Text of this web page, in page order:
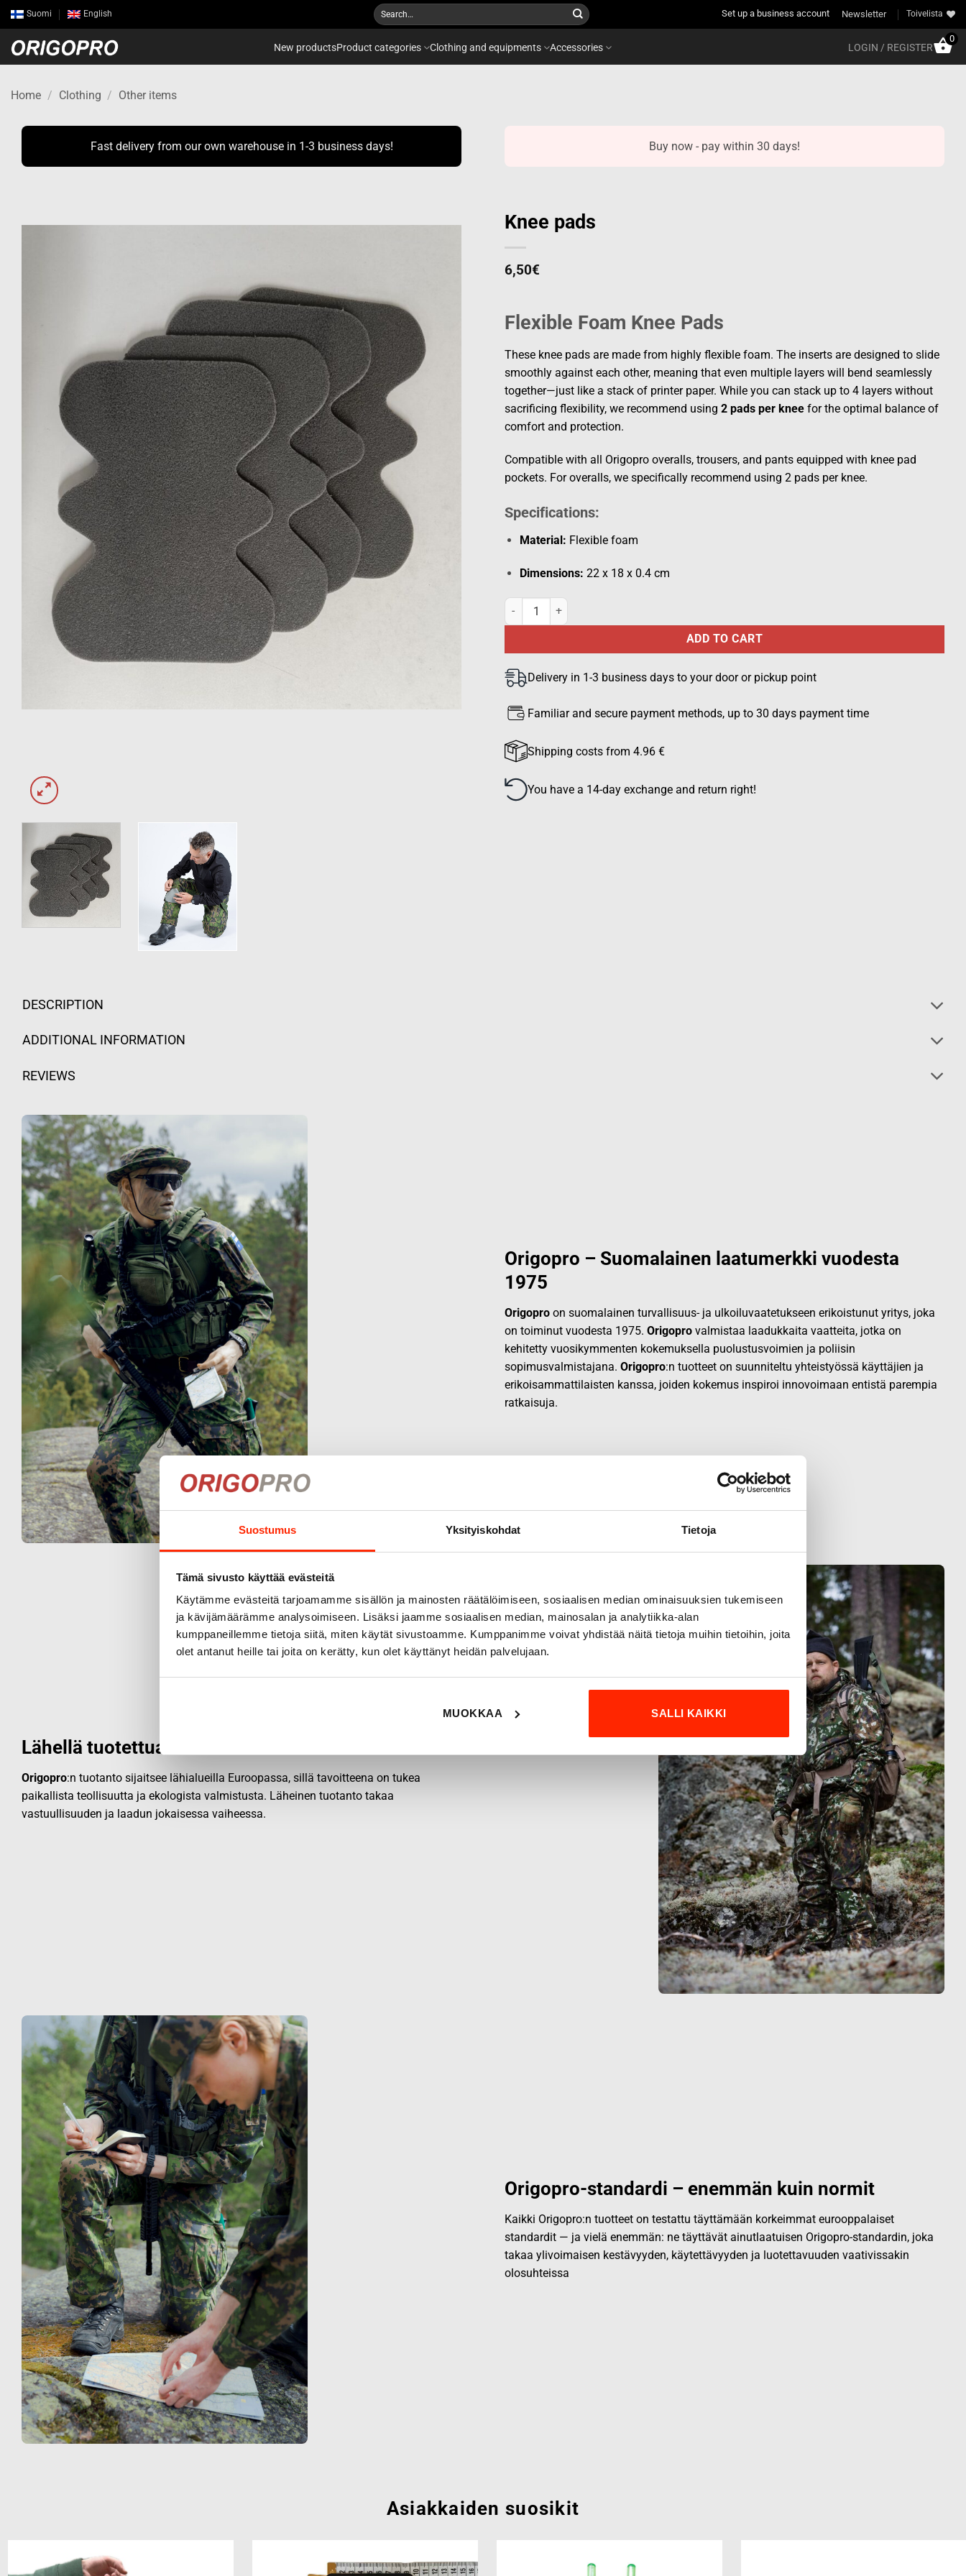
Suostumus Yksityiskohdat Tietoja
Tämä sivusto käyttää evästeitä
Käytämme evästeitä tarjoamamme sisällön ja mainosten räätälöimiseen, sosiaalisen median ominaisuuksien tukemiseen
ja kävijämäärämme analysoimiseen. Lisäksi jaamme sosiaalisen median, mainosalan ja analytiikka-alan
kumppaneillemme tietoja siitä, miten käytät sivustoamme. Kumppanimme voivat yhdistää näitä tietoja muihin tietoihin, joita
olet antanut heille tai joita on kerätty, kun olet käyttänyt heidän palvelujaan.
MUOKKAA SALLI KAIKKI
Skip
to
content
Suomi English
Search
for:
Set up a business account Newsletter Toivelista
New productsProduct categories Clothing and equipments Accessories LOGIN / REGISTER
0
Home / Clothing / Other items
Fast delivery from our own warehouse in 1-3 business days! Buy now - pay within 30 days!
Knee pads
6,50€
Flexible Foam Knee Pads
These knee pads are made from highly flexible foam. The inserts are designed to slide
smoothly against each other, meaning that even multiple layers will bend seamlessly
together—just like a stack of printer paper. While you can stack up to 4 layers without
sacrificing flexibility, we recommend using 2 pads per knee for the optimal balance of
comfort and protection.
Compatible with all Origopro overalls, trousers, and pants equipped with knee pad
pockets. For overalls, we specifically recommend using 2 pads per knee.
Specifications:
Material: Flexible foam
Dimensions: 22 x 18 x 0.4 cm
Knee pads quantity
ADD TO CART
Delivery in 1-3 business days to your door or pickup point
Familiar and secure payment methods, up to 30 days payment time
Shipping costs from 4.96 €
You have a 14-day exchange and return right!
DESCRIPTION
ADDITIONAL INFORMATION
REVIEWS
Origopro – Suomalainen laatumerkki vuodesta
1975
Origopro on suomalainen turvallisuus- ja ulkoiluvaatetukseen erikoistunut yritys, joka
on toiminut vuodesta 1975. Origopro valmistaa laadukkaita vaatteita, jotka on
kehitetty vuosikymmenten kokemuksella puolustusvoimien ja poliisin
sopimusvalmistajana. Origopro:n tuotteet on suunniteltu yhteistyössä käyttäjien ja
erikoisammattilaisten kanssa, joiden kokemus inspiroi innovoimaan entistä parempia
ratkaisuja.
Lähellä tuotettua laatua
Origopro:n tuotanto sijaitsee lähialueilla Euroopassa, sillä tavoitteena on tukea
paikallista teollisuutta ja ekologista valmistusta. Läheinen tuotanto takaa
vastuullisuuden ja laadun jokaisessa vaiheessa.
Origopro-standardi – enemmän kuin normit
Kaikki Origopro:n tuotteet on testattu täyttämään korkeimmat eurooppalaiset
standardit — ja vielä enemmän: ne täyttävät ainutlaatuisen Origopro-standardin, joka
takaa ylivoimaisen kestävyyden, käytettävyyden ja luotettavuuden vaativissakin
olosuhteissa
Asiakkaiden suosikit